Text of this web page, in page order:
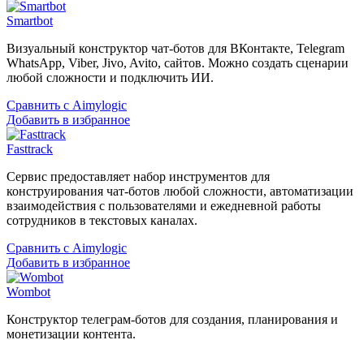
Smartbot
Визуальный конструктор чат-ботов для ВКонтакте, Telegram
WhatsApp, Viber, Jivo, Avito, сайтов. Можно создать сценарии
любой сложности и подключить ИИ.
Сравнить с Aimylogic
Добавить в избранное
Fasttrack
Сервис предоставляет набор инструментов для
конструирования чат-ботов любой сложности, автоматизации
взаимодействия с пользователями и ежедневной работы
сотрудников в текстовых каналах.
Сравнить с Aimylogic
Добавить в избранное
Wombot
Конструктор телеграм-ботов для создания, планирования и
монетизации контента.